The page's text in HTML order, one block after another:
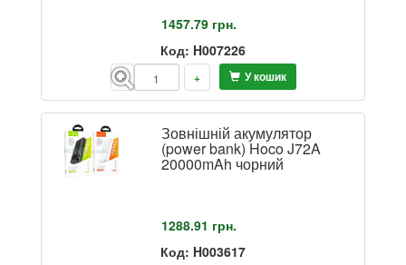
1457.79 грн.
Код: H007226
- + У кошик
Зовнішній акумулятор
(power bank) Hoco J72A
20000mAh чорний
1288.91 грн.
Код: H003617